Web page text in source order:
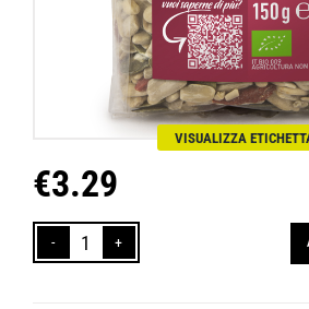
VISUALIZZA
€3.29
SuperBerry